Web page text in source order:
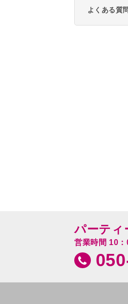
よくある質問
パーティ
営業時間 10